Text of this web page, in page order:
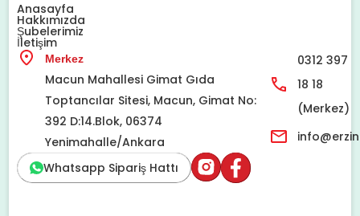
Anasayfa
Hakkımızda
Şubelerimiz
İletişim
Merkez
Macun Mahallesi Gimat Gıda
Toptancılar Sitesi, Macun, Gimat No:
392 D:14.Blok, 06374
Yenimahalle/Ankara
0312 397
18 18
(Merkez)
Whatsapp Sipariş Hattı